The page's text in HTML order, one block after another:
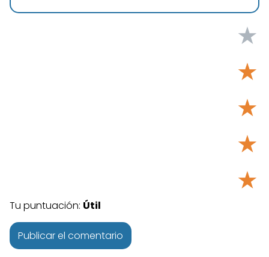
★
★
★
★
★
Tu puntuación: Útil